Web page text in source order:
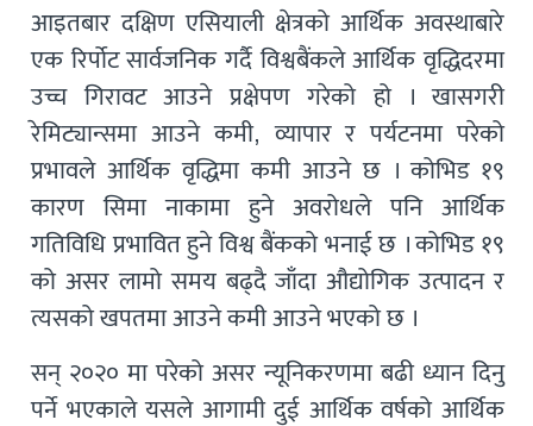
आइतबार दक्षिण एसियाली क्षेत्रको आर्थिक अवस्थाबारे
एक रिर्पोट सार्वजनिक गर्दै विश्वबैंकले आर्थिक वृद्धिदरमा
उच्च गिरावट आउने प्रक्षेपण गरेको हो । खासगरी
रेमिट्यान्समा आउने कमी, व्यापार र पर्यटनमा परेको
प्रभावले आर्थिक वृद्धिमा कमी आउने छ । कोभिड १९
कारण सिमा नाकामा हुने अवरोधले पनि आर्थिक
गतिविधि प्रभावित हुने विश्व बैंकको भनाई छ । कोभिड १९
को असर लामो समय बढ्दै जाँदा औद्योगिक उत्पादन र
त्यसको खपतमा आउने कमी आउने भएको छ ।
सन् २०२० मा परेको असर न्यूनिकरणमा बढी ध्यान दिनु
पर्ने भएकाले यसले आगामी दुई आर्थिक वर्षको आर्थिक